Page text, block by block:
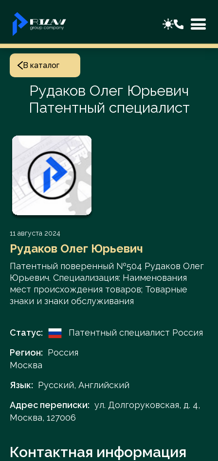
В каталог
Рудаков Олег Юрьевич
Патентный специалист
11 августа 2024
Рудаков Олег Юрьевич
Патентный поверенный №504 Рудаков Олег
Юрьевич. Специализация: Наименования
мест происхождения товаров; Товарные
знаки и знаки обслуживания
Статус:
Патентный специалист Россия
Регион: Россия
Москва
Язык: Русский, Английский
Адрес переписки: ул. Долгоруковская, д. 4,
Москва, 127006
Контактная информация